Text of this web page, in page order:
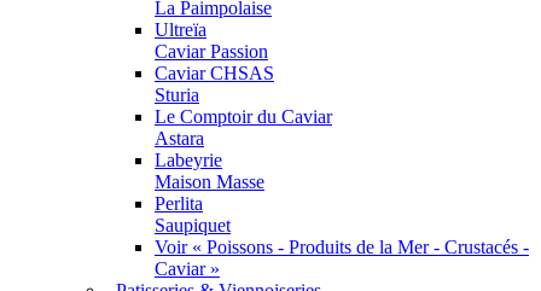
La Paimpolaise
Ultreïa
Caviar Passion
Caviar CHSAS
Sturia
Le Comptoir du Caviar
Astara
Labeyrie
Maison Masse
Perlita
Saupiquet
Voir « Poissons - Produits de la Mer - Crustacés -
Caviar »